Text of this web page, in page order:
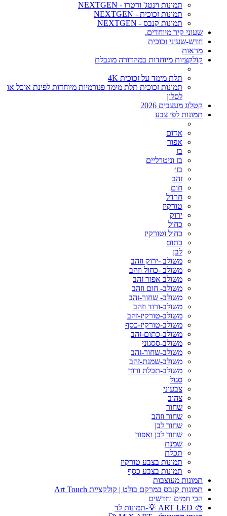
תמונות וינטג' ורטרו - NEXTGEN
תמונות זכוכית - NEXTGEN
תמונות קנבס - NEXTGEN
שעוני קיר מיוחדים.
חדש-שעוני זכוכית
מראות
קולקציות מיוחדות במהדורה מוגבלת
תלת מימד על זכוכית 4K
תמונות זכוכית תלת מימד פנורמיות מיוחדות לפינת אוכל או
לסלון
קטלוג מעצבים 2026
תמונות לפי צבע
אדום
אפור
בז
בז וניטרליים
בז׳
זהב
חום
חרדל
טורקיז
ירוק
כחול
כחול וטורקיז
כתום
לבן
משולב -ירוק וזהב
משולב -כחול וזהב
משולב אפור זהב
משולב- חום וזהב
משולב- שחור-זהב
משולב-ורוד וזהב
משולב-טורקיז-זהב
משולב-טורקיז-כסף
משולב-כתום-זהב
משולב-ססגוני
משולב-שחור-זהב
משולב-שמנת-זהב
משולב-תכלת ורוד
סגול
צבעוני
צהוב
שחור
שחור וזהב
שחור לבן
שחור לבן ואפור
שמנת
תכלת
תמונות בצבע טורקיז
תמונות בצבע כסף
תמונות מעוצבות
תמונות קנבס במרקם בולט | קולקציית Art Touch
הכי חמים וחדשים
🎨 ART LED 💡-תמונות לד